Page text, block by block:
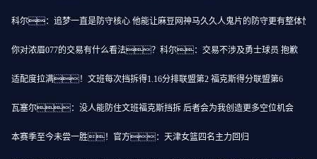
科尔：追梦一直是防守核心 他能让麻豆网神马久久人鬼片的防守更有整体性
你对浓眉077的交易有什么看法？科尔：交易不涉及勇士球员 抱歉
适配度拉满！文班每次挡拆得1.16分排联盟第2 福克斯得分联盟第6
瓦塞尔：没人能防住文班福克斯挡拆 后者会为我创造更多空位机会
本赛季至今未尝一胜！官方：天津女篮四名主力回归